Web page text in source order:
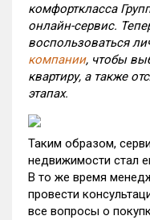
комфорткласса
онлайн-сервис.
воспользоваться
компании, чтобы
квартиру, а также
этапах.
Таким образом,
недвижимости стал
В то же время
провести
все вопросы о